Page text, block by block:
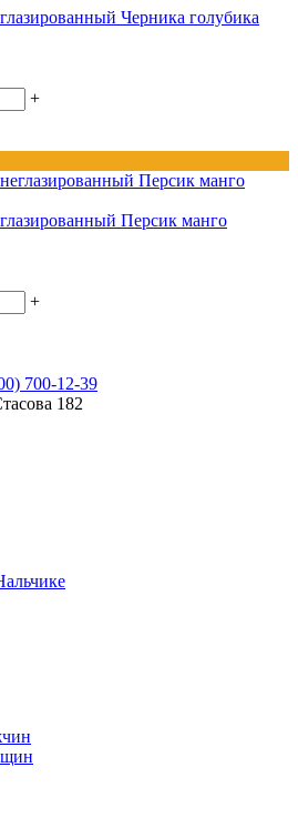
Черника голубика
+
Персик манго
+
700-12-39
182